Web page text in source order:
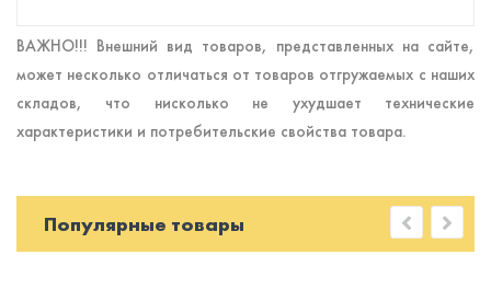
ВАЖНО!!! Внешний вид товаров, представленных на сайте,
может несколько отличаться от товаров отгружаемых с наших
складов, что нисколько не ухудшает технические
характеристики и потребительские свойства товара.
Популярные товары